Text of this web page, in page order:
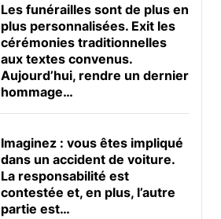
Les funérailles sont de plus en
plus personnalisées. Exit les
cérémonies traditionnelles
aux textes convenus.
Aujourd’hui, rendre un dernier
hommage…
Imaginez : vous êtes impliqué
dans un accident de voiture.
La responsabilité est
contestée et, en plus, l’autre
partie est…